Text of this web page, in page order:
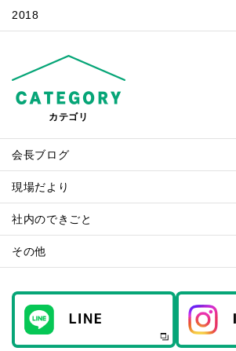
2018
カテゴリ
会長ブログ
現場だより
社内のできごと
その他